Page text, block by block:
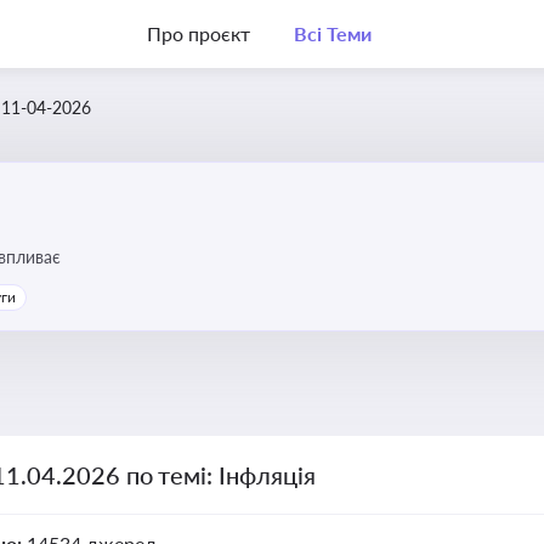
Про проєкт Всі Теми
11-04-2026
по темі: Інфляція